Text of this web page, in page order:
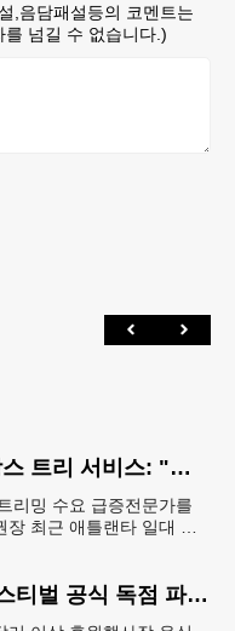
,음담패설등의 코멘트는
를 넘길 수 없습니다.)
[비즈니스 포커스]강스 트리 서비스: "강풍에 부러질라"… 여름철 주택가 수목 관리 '비상'
리밍 수요 급증전문가를
장 최근 애틀랜타 일대 주
코카콜라, 코리안페스티벌 공식 독점 파트너 참여